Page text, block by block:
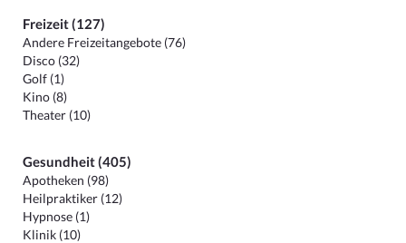
Freizeit (127)
Andere Freizeitangebote (76)
Disco (32)
Golf (1)
Kino (8)
Theater (10)
Gesundheit (405)
Apotheken (98)
Heilpraktiker (12)
Hypnose (1)
Klinik (10)